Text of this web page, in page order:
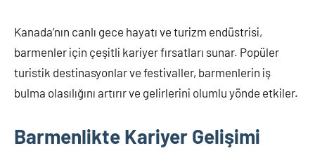
Kanada’nın canlı gece hayatı ve turizm endüstrisi,
barmenler için çeşitli kariyer fırsatları sunar. Popüler
turistik destinasyonlar ve festivaller, barmenlerin iş
bulma olasılığını artırır ve gelirlerini olumlu yönde etkiler.
Barmenlikte Kariyer Gelişimi